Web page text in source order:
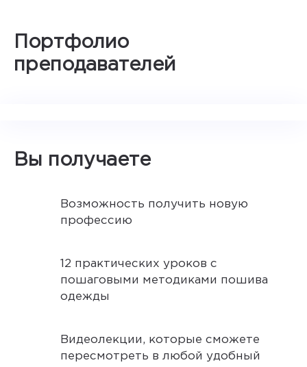
Портфолио
преподавателей
Вы получаете
Возможность получить новую
профессию
12 практических уроков с
пошаговыми методиками пошива
одежды
Видеолекции, которые сможете
пересмотреть в любой удобный